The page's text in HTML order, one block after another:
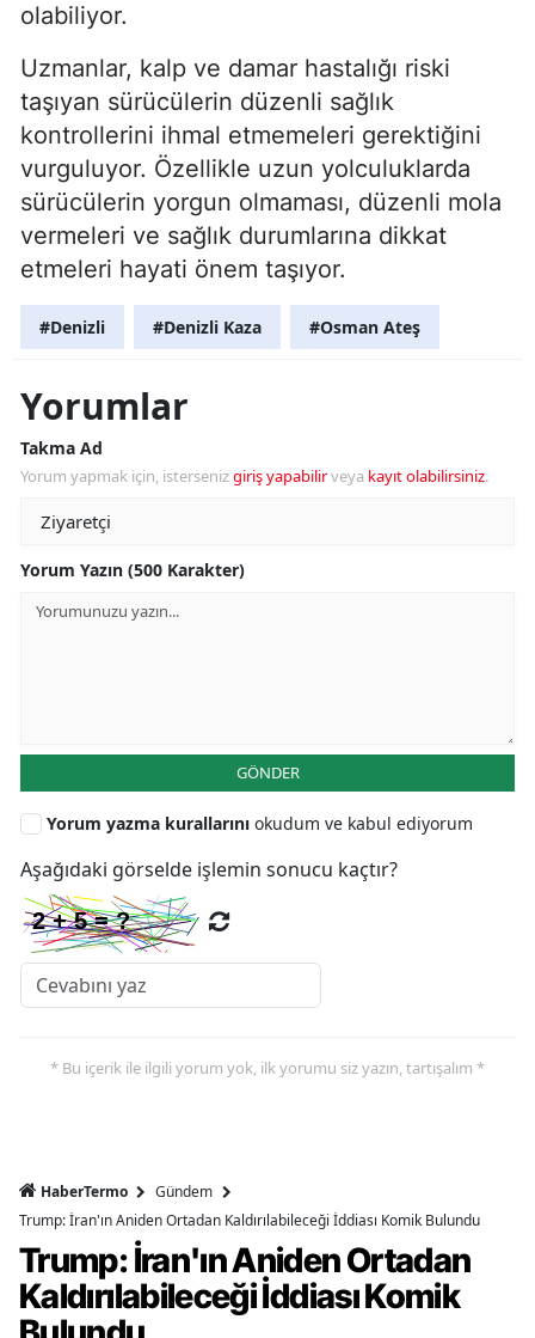
olabiliyor.
Uzmanlar, kalp ve damar hastalığı riski
taşıyan sürücülerin düzenli sağlık
kontrollerini ihmal etmemeleri gerektiğini
vurguluyor. Özellikle uzun yolculuklarda
sürücülerin yorgun olmaması, düzenli mola
vermeleri ve sağlık durumlarına dikkat
etmeleri hayati önem taşıyor.
#Denizli #Denizli Kaza #Osman Ateş
Yorumlar
Takma Ad
Yorum yapmak için, istersenizgiriş yapabilirveya kayıt olabilirsiniz.
Yorum Yazın (500 Karakter)
GÖNDER
Yorum yazma kurallarını okudum ve kabul ediyorum
Aşağıdaki görselde işlemin sonucu kaçtır?
* Bu içerik ile ilgili yorum yok, ilk yorumu siz yazın, tartışalım *
HaberTermo
Gündem
Trump: İran'ın Aniden Ortadan Kaldırılabileceği İddiası Komik Bulundu
Trump: İran'ın Aniden Ortadan
Kaldırılabileceği İddiası Komik